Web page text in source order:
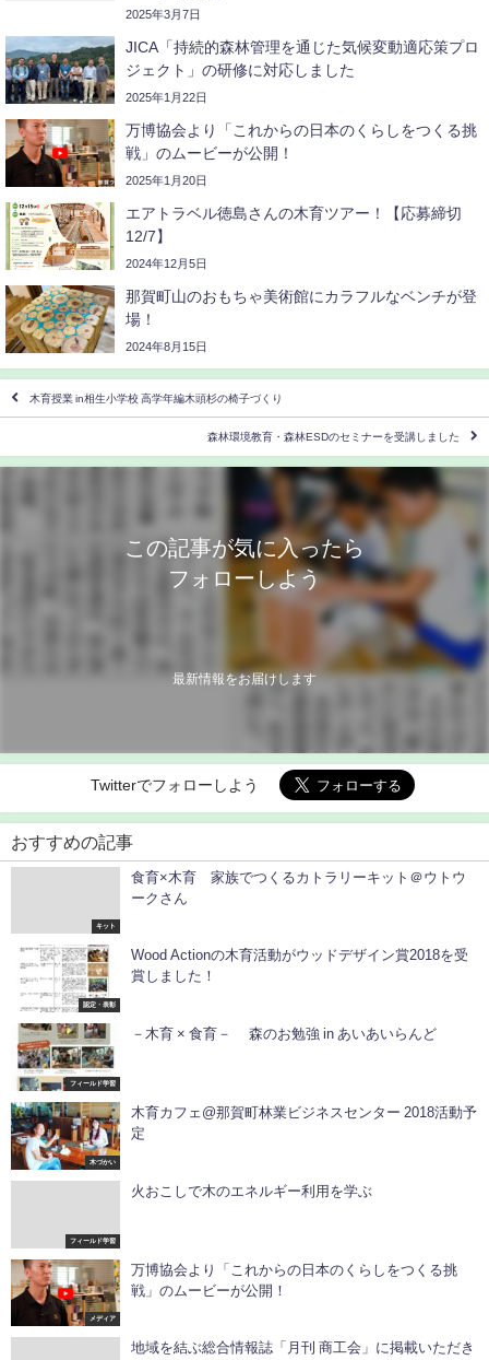
2025年3月7日
JICA「持続的森林管理を通じた気候変動適応策プロ
ジェクト」の研修に対応しました
2025年1月22日
万博協会より「これからの日本のくらしをつくる挑
戦」のムービーが公開！
2025年1月20日
エアトラベル徳島さんの木育ツアー！【応募締切
12/7】
2024年12月5日
那賀町山のおもちゃ美術館にカラフルなベンチが登
場！
2024年8月15日
木育授業 in相生小学校 高学年編木頭杉の椅子づくり
森林環境教育・森林ESDのセミナーを受講しました
この記事が気に入ったら
フォローしよう
最新情報をお届けします
Twitterでフォローしよう
おすすめの記事
キット
食育️×木育 家族でつくるカトラリーキット＠ウトウ
ークさん
認定・表彰
Wood Actionの木育活動がウッドデザイン賞2018を受
賞しました！
フィールド学習
－木育 × 食育－ 森のお勉強 in あいあいらんど
木づかい
木育カフェ@那賀町林業ビジネスセンター 2018活動予
定
フィールド学習
火おこしで木のエネルギー利用を学ぶ
メディア
万博協会より「これからの日本のくらしをつくる挑
戦」のムービーが公開！
地域を結ぶ総合情報誌「月刊 商工会」に掲載いただき